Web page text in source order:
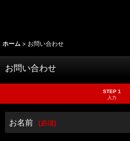
ホーム > お問い合わせ
お問い合わせ
STEP 1
入力
お名前 [必須]